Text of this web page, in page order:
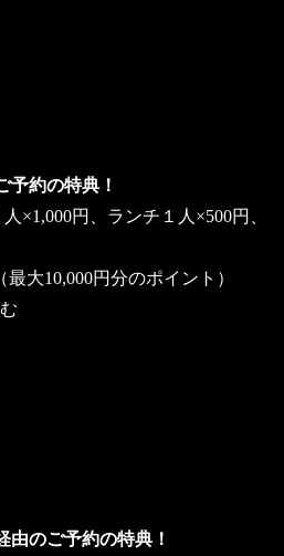
予約の特典！
×1,000円、ランチ１人×500円、
大10,000円分のポイント）
由のご予約の特典！